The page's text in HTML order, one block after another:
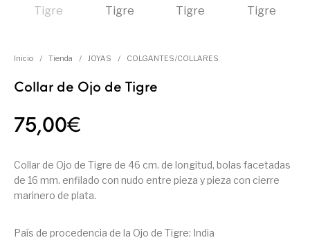
Inicio / Tienda / JOYAS / COLGANTES/COLLARES
Collar de Ojo de Tigre
75,00€
Collar de Ojo de Tigre de 46 cm. de longitud, bolas facetadas
de 16 mm. enfilado con nudo entre pieza y pieza con cierre
marinero de plata.
País de procedencia de la Ojo de Tigre: India